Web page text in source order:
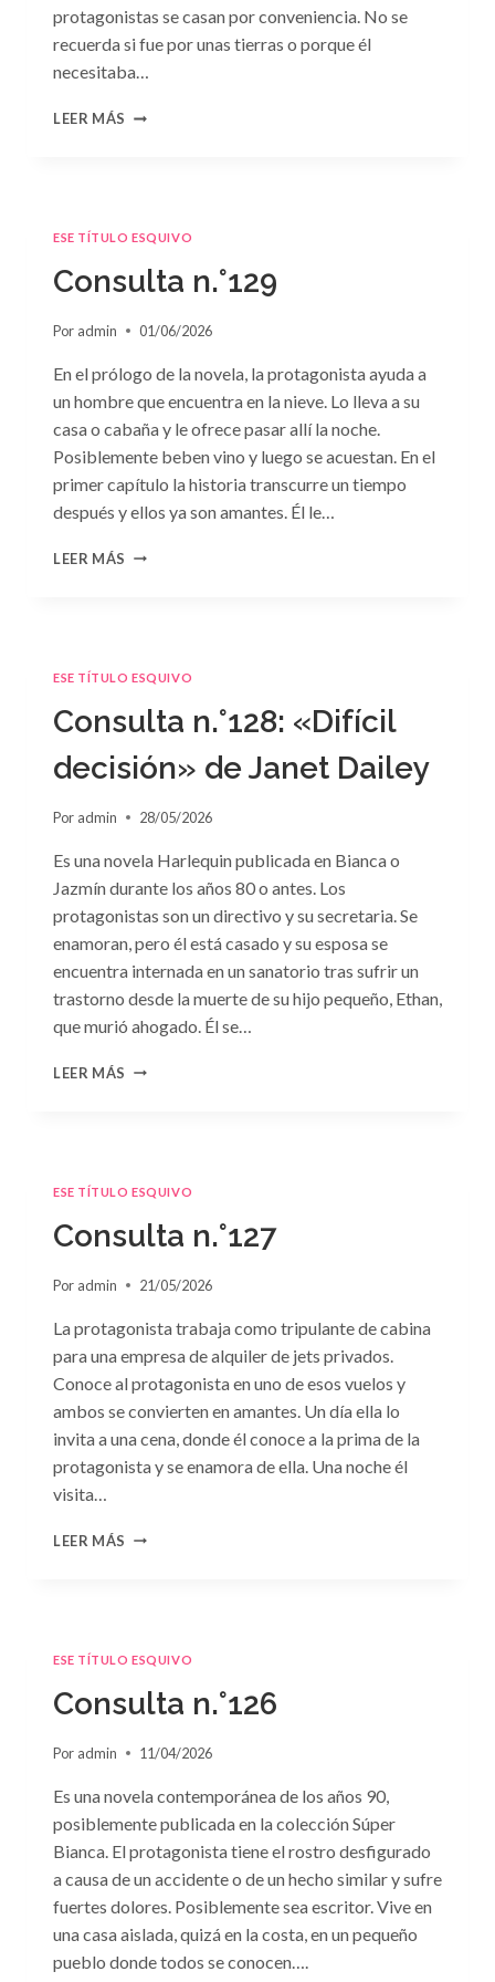
protagonistas se casan por conveniencia. No se
recuerda si fue por unas tierras o porque él
necesitaba…
LEER MÁS CONSULTA
ESE TÍTULO ESQUIVO
Consulta n.°129
Por admin 01/06/2026
En el prólogo de la novela, la protagonista ayuda a
un hombre que encuentra en la nieve. Lo lleva a su
casa o cabaña y le ofrece pasar allí la noche.
Posiblemente beben vino y luego se acuestan. En el
primer capítulo la historia transcurre un tiempo
después y ellos ya son amantes. Él le…
LEER MÁS CONSULTA
ESE TÍTULO ESQUIVO
Consulta n.°128: «Difícil
decisión» de Janet Dailey
Por admin 28/05/2026
Es una novela Harlequin publicada en Bianca o
Jazmín durante los años 80 o antes. Los
protagonistas son un directivo y su secretaria. Se
enamoran, pero él está casado y su esposa se
encuentra internada en un sanatorio tras sufrir un
trastorno desde la muerte de su hijo pequeño, Ethan,
que murió ahogado. Él se…
LEER MÁS CONSULTA
JANET
DAILEY
ESE TÍTULO ESQUIVO
Consulta n.°127
Por admin 21/05/2026
La protagonista trabaja como tripulante de cabina
para una empresa de alquiler de jets privados.
Conoce al protagonista en uno de esos vuelos y
ambos se convierten en amantes. Un día ella lo
invita a una cena, donde él conoce a la prima de la
protagonista y se enamora de ella. Una noche él
visita…
LEER MÁS CONSULTA
ESE TÍTULO ESQUIVO
Consulta n.°126
Por admin 11/04/2026
Es una novela contemporánea de los años 90,
posiblemente publicada en la colección Súper
Bianca. El protagonista tiene el rostro desfigurado
a causa de un accidente o de un hecho similar y sufre
fuertes dolores. Posiblemente sea escritor. Vive en
una casa aislada, quizá en la costa, en un pequeño
pueblo donde todos se conocen….